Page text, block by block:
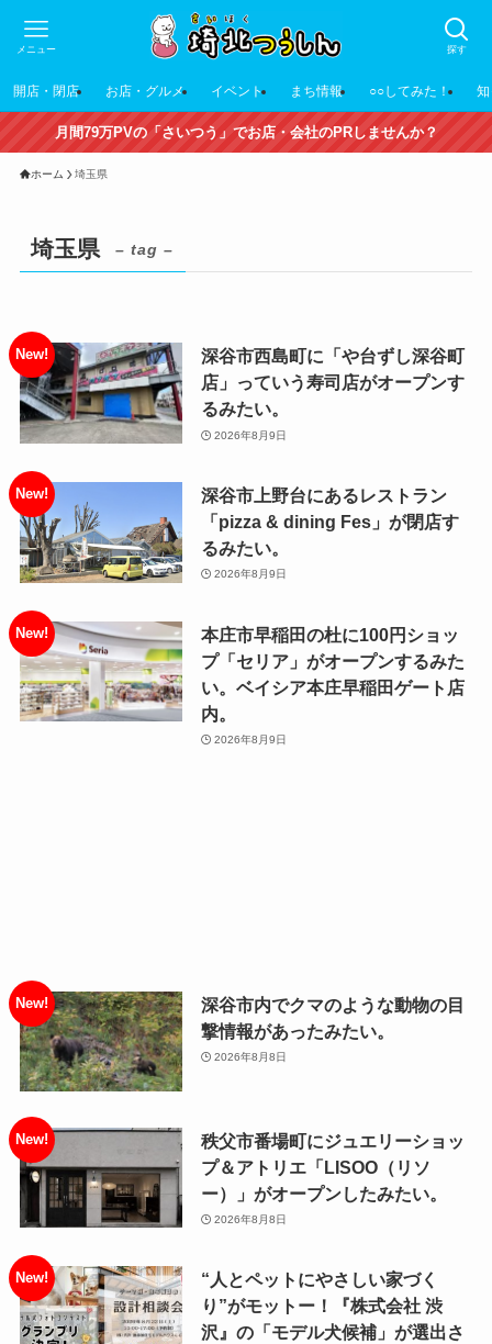
探す
メニュー
開店・閉店 お店・グルメ イベント まち情報 ○○してみた！
月間79万PVの「さいつう」でお店・会社のPRしませんか？
ホーム 埼玉県
埼玉県 – tag –
深谷市西島町に「や台ずし深谷町
店」っていう寿司店がオープンす
るみたい。
2026年8月9日
深谷市上野台にあるレストラン
「pizza & dining Fes」が閉店す
るみたい。
2026年8月9日
本庄市早稲田の杜に100円ショッ
プ「セリア」がオープンするみた
い。ベイシア本庄早稲田ゲート店
内。
2026年8月9日
深谷市内でクマのような動物の目
撃情報があったみたい。
2026年8月8日
秩父市番場町にジュエリーショッ
プ＆アトリエ「LISOO（リソ
ー）」がオープンしたみたい。
2026年8月8日
“人とペットにやさしい家づく
り”がモットー！『株式会社 渋
沢』の「モデル犬候補」が選出さ